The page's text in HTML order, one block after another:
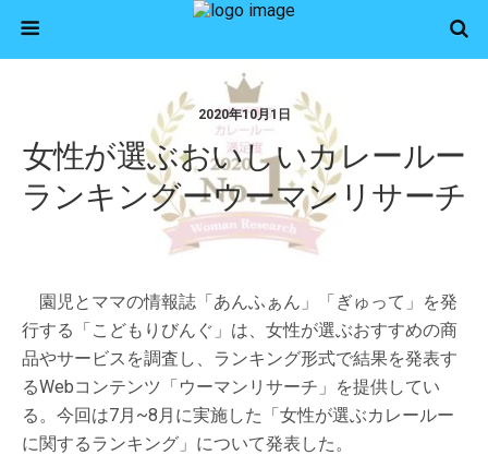
2020年10月1日
女性が選ぶおいしいカレールー
ランキングーウーマンリサーチ
園児とママの情報誌「あんふぁん」「ぎゅって」を発
行する「こどもりびんぐ」は、女性が選ぶおすすめの商
品やサービスを調査し、ランキング形式で結果を発表す
るWebコンテンツ「ウーマンリサーチ」を提供してい
る。今回は7月~8月に実施した「女性が選ぶカレールー
に関するランキング」について発表した。